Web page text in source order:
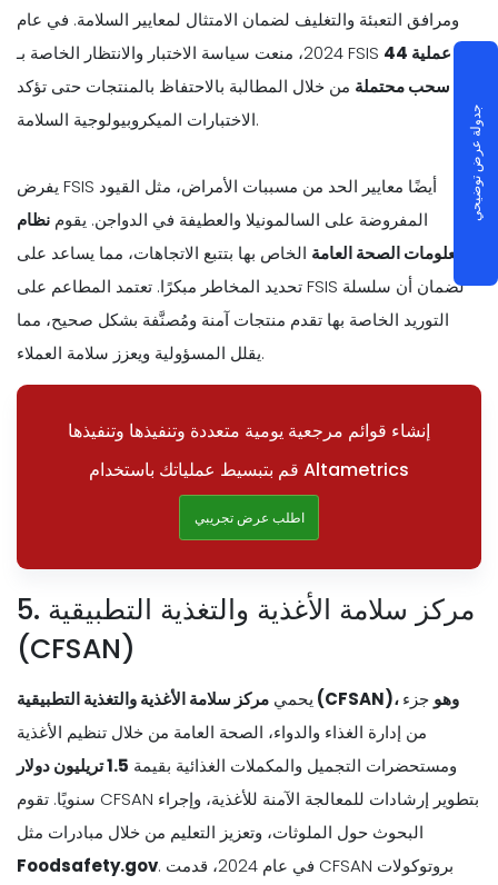
ومرافق التعبئة والتغليف لضمان الامتثال لمعايير السلامة. في عام
2024، منعت سياسة الاختبار والانتظار الخاصة بـ FSIS 44 عملية
سحب محتملة من خلال المطالبة بالاحتفاظ بالمنتجات حتى تؤكد
الاختبارات الميكروبيولوجية السلامة.
يفرض FSIS أيضًا معايير الحد من مسببات الأمراض، مثل القيود
المفروضة على السالمونيلا والعطيفة في الدواجن. يقوم نظام
معلومات الصحة العامة الخاص بها بتتبع الاتجاهات، مما يساعد على
تحديد المخاطر مبكرًا. تعتمد المطاعم على FSIS لضمان أن سلسلة
التوريد الخاصة بها تقدم منتجات آمنة ومُصنَّفة بشكل صحيح، مما
يقلل المسؤولية ويعزز سلامة العملاء.
إنشاء قوائم مرجعية يومية متعددة وتنفيذها وتنفيذها
قم بتبسيط عملياتك باستخدام Altametrics
اطلب عرض تجريبي
5. مركز سلامة الأغذية والتغذية التطبيقية
(CFSAN)
يحمي مركز سلامة الأغذية والتغذية التطبيقية (CFSAN)، وهو جزء
من إدارة الغذاء والدواء، الصحة العامة من خلال تنظيم الأغذية
ومستحضرات التجميل والمكملات الغذائية بقيمة 1.5 تريليون دولار
سنويًا. تقوم CFSAN بتطوير إرشادات للمعالجة الآمنة للأغذية، وإجراء
البحوث حول الملوثات، وتعزيز التعليم من خلال مبادرات مثل
Foodsafety.gov. في عام 2024، قدمت CFSAN بروتوكولات
جدولة عرض توضيحي